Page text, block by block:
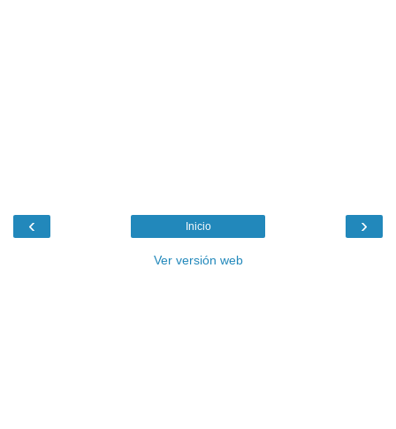
‹ ›
Inicio
Ver versión web